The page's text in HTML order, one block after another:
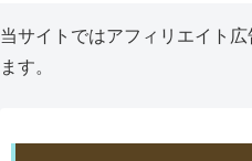
当サイトではアフィリエイト
ます。